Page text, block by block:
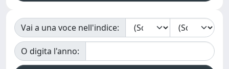
Vai a una voce nell'indice:
O digita l'anno: